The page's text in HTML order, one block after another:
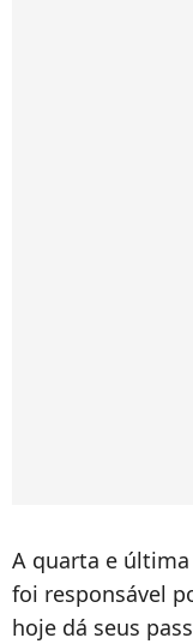
A quarta e
foi responsável
hoje dá seus